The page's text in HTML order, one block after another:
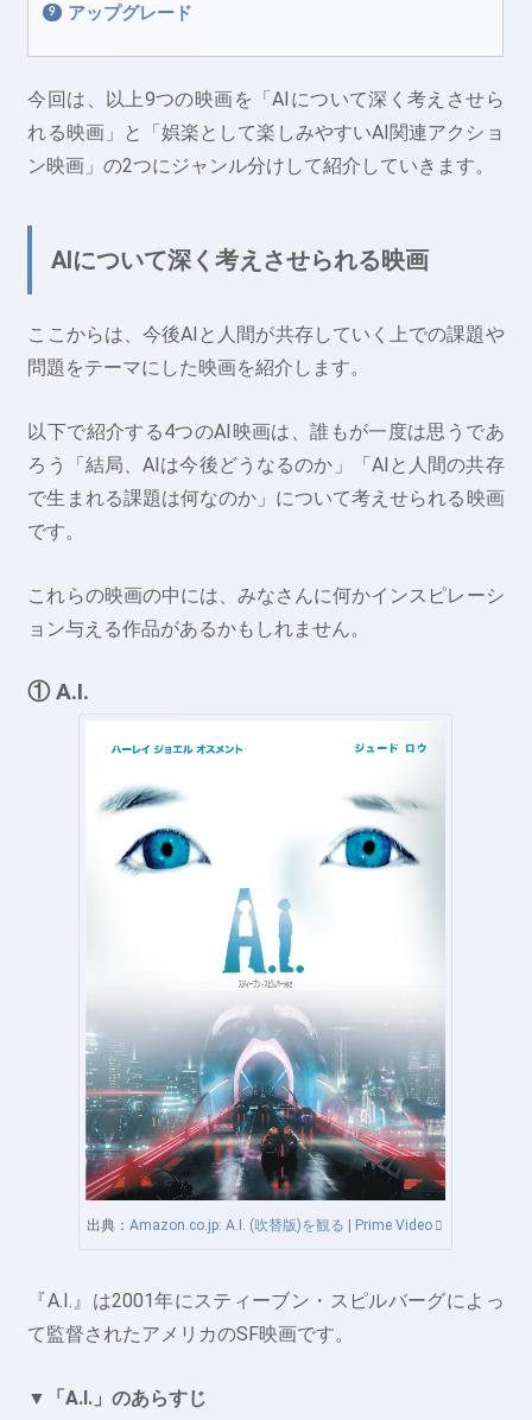
アップグレード
今回は、以上9つの映画を「AIについて深く考えさせら
れる映画」と「娯楽として楽しみやすいAI関連アクショ
ン映画」の2つにジャンル分けして紹介していきます。
AIについて深く考えさせられる映画
ここからは、今後AIと人間が共存していく上での課題や
問題をテーマにした映画を紹介します。
以下で紹介する4つのAI映画は、誰もが一度は思うであ
ろう「結局、AIは今後どうなるのか」「AIと人間の共存
で生まれる課題は何なのか」について考えせられる映画
です。
これらの映画の中には、みなさんに何かインスピレーシ
ョン与える作品があるかもしれません。
① A.I.
出典： Amazon.co.jp: A.I. (吹替版)を観る | Prime Video
『A.I.』は2001年にスティーブン・スピルバーグによっ
て監督されたアメリカのSF映画です。
▼「A.I.」のあらすじ